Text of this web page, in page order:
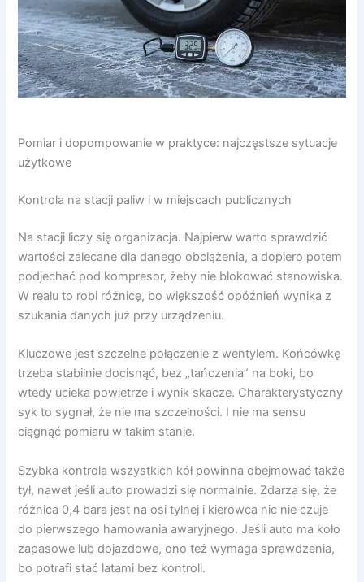
Pomiar i dopompowanie w praktyce: najczęstsze sytuacje
użytkowe
Kontrola na stacji paliw i w miejscach publicznych
Na stacji liczy się organizacja. Najpierw warto sprawdzić
wartości zalecane dla danego obciążenia, a dopiero potem
podjechać pod kompresor, żeby nie blokować stanowiska.
W realu to robi różnicę, bo większość opóźnień wynika z
szukania danych już przy urządzeniu.
Kluczowe jest szczelne połączenie z wentylem. Końcówkę
trzeba stabilnie docisnąć, bez „tańczenia” na boki, bo
wtedy ucieka powietrze i wynik skacze. Charakterystyczny
syk to sygnał, że nie ma szczelności. I nie ma sensu
ciągnąć pomiaru w takim stanie.
Szybka kontrola wszystkich kół powinna obejmować także
tył, nawet jeśli auto prowadzi się normalnie. Zdarza się, że
różnica 0,4 bara jest na osi tylnej i kierowca nic nie czuje
do pierwszego hamowania awaryjnego. Jeśli auto ma koło
zapasowe lub dojazdowe, ono też wymaga sprawdzenia,
bo potrafi stać latami bez kontroli.